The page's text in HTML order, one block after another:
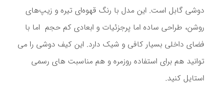
دوشی گابل است. این مدل با رنگ قهوه‌ای تیره و زیپ‌های
روشن، طراحی ساده اما پرجزئیات و ابعادی کم حجم اما با
فضای داخلی بسیار کافی و شیک دارد. این کیف دوشی را می
توانید هم برای استفاده روزمره و هم مناسبت های رسمی
استایل کنید.